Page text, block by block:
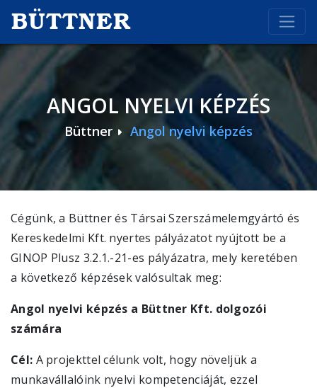
BÜTTNER
ANGOL NYELVI KÉPZÉS
Büttner Angol nyelvi képzés
Cégünk, a Büttner és Társai Szerszámelemgyártó és
Kereskedelmi Kft. nyertes pályázatot nyújtott be a
GINOP Plusz 3.2.1.-21-es pályázatra, mely keretében
a következő képzések valósultak meg:
Angol nyelvi képzés a Büttner Kft. dolgozói
számára
Cél: A projekttel célunk volt, hogy növeljük a
munkavállalóink nyelvi kompetenciáját, ezzel